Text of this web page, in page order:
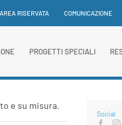
AREA RISERVATA COMUNICAZIONE
PROGETTI SPECIALI
e su misura.
Social